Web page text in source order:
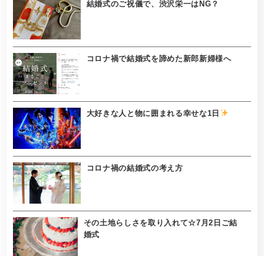
結婚式のご祝儀で、渋沢栄一はNG？
コロナ禍で結婚式を諦めた新郎新婦様へ
大好きな人と物に囲まれる幸せな1日
コロナ禍の結婚式の考え方
その土地らしさを取り入れて☆7月2日ご結
婚式